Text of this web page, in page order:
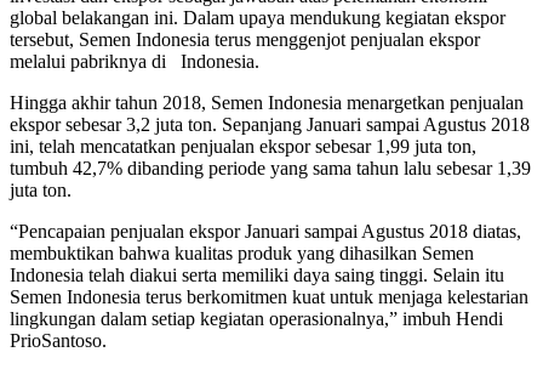
global belakangan ini. Dalam upaya mendukung kegiatan ekspor
tersebut, Semen Indonesia terus menggenjot penjualan ekspor
melalui pabriknya di Indonesia.
Hingga akhir tahun 2018, Semen Indonesia menargetkan penjualan
ekspor sebesar 3,2 juta ton. Sepanjang Januari sampai Agustus 2018
ini, telah mencatatkan penjualan ekspor sebesar 1,99 juta ton,
tumbuh 42,7% dibanding periode yang sama tahun lalu sebesar 1,39
juta ton.
“Pencapaian penjualan ekspor Januari sampai Agustus 2018 diatas,
membuktikan bahwa kualitas produk yang dihasilkan Semen
Indonesia telah diakui serta memiliki daya saing tinggi. Selain itu
Semen Indonesia terus berkomitmen kuat untuk menjaga kelestarian
lingkungan dalam setiap kegiatan operasionalnya,” imbuh Hendi
PrioSantoso.